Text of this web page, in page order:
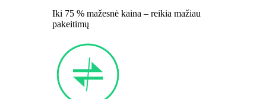
Iki 75 % mažesnė kaina – reikia mažiau
pakeitimų